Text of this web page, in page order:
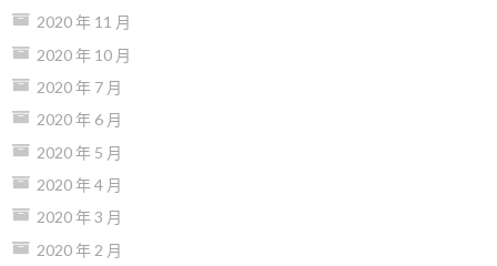
2020 年 11 月
2020 年 10 月
2020 年 7 月
2020 年 6 月
2020 年 5 月
2020 年 4 月
2020 年 3 月
2020 年 2 月